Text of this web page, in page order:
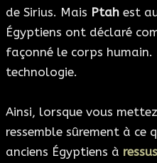
de Sirius. Mais Ptah est
Égyptiens ont déclaré
façonné le corps
technologie.
Ainsi, lorsque vous
ressemble sûrement à ce
anciens Égyptiens à